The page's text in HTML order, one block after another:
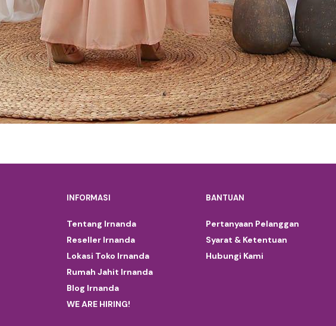
INFORMASI
Tentang Irnanda
Reseller Irnanda
Lokasi Toko Irnanda
Rumah Jahit Irnanda
Blog Irnanda
WE ARE HIRING!
BANTUAN
Pertanyaan Pelanggan
Syarat & Ketentuan
Hubungi Kami